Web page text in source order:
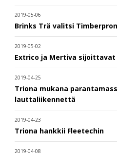
2019-05-06
Brinks Trä valitsi Timberpron
2019-05-02
Extrico ja Mertiva
2019-04-25
Triona mukana
lauttaliikennettä
2019-04-23
Triona hankkii Fleetechin
2019-04-08